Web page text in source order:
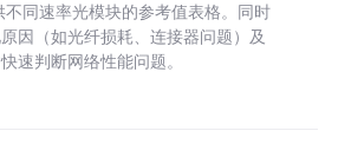
不同速率光模块的参考值表格。同时
因（如光纤损耗、连接器问题）及
速判断网络性能问题。